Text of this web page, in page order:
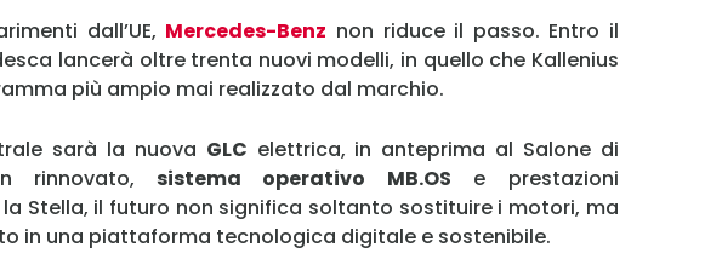
dall’UE, Mercedes-Benz non riduce il passo. Entro il
lancerà oltre trenta nuovi modelli, in quello che Kallenius
più ampio mai realizzato dal marchio.
sarà la nuova GLC elettrica, in anteprima al Salone di
rinnovato, sistema operativo MB.OS e prestazioni
Stella, il futuro non significa soltanto sostituire i motori, ma
in una piattaforma tecnologica digitale e sostenibile.